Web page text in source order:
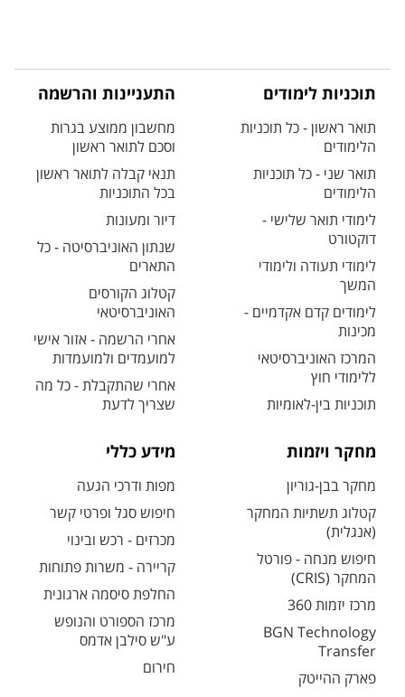
תוכניות לימודים
תואר ראשון - כל תוכניות
הלימודים
תואר שני - כל תוכניות
הלימודים
לימודי תואר שלישי -
דוקטורט
לימודי תעודה ולימודי
המשך
לימודים קדם אקדמיים -
מכינות
המרכז האוניברסיטאי
ללימודי חוץ
תוכניות בין-לאומיות
התעניינות והרשמה
מחשבון ממוצע בגרות
וסכם לתואר ראשון
תנאי קבלה לתואר ראשון
בכל התוכניות
דיור ומעונות
שנתון האוניברסיטה - כל
התארים
קטלוג הקורסים
האוניברסיטאי
אחרי הרשמה - אזור אישי
למועמדים ולמועמדות
אחרי שהתקבלת - כל מה
שצריך לדעת
מחקר ויזמות
מחקר בבן-גוריון
קטלוג תשתיות המחקר
(אנגלית)
חיפוש מנחה - פורטל
המחקר (CRIS)
מרכז יזמות 360
BGN Technology
Transfer
פארק ההייטק
מידע כללי
מפות ודרכי הגעה
חיפוש סגל ופרטי קשר
מכרזים - רכש ובינוי
קריירה - משרות פתוחות
החלפת סיסמה ארגונית
מרכז הספורט והנופש
ע"ש סילבן אדמס
חירום